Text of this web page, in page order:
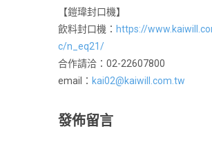
【鎧瑋封口機】
飲料封口機： https://
c/n_eq21/
合作請洽：02-22607800
email： kai02@kaiwill.com.tw
發佈留言